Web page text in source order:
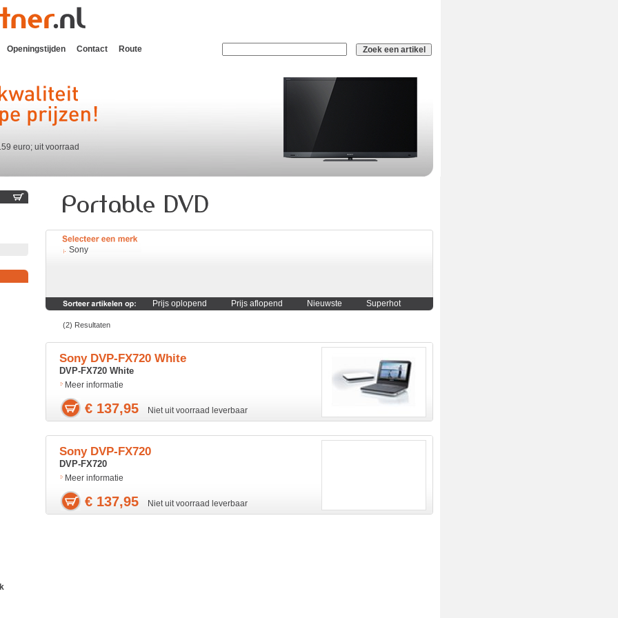
Openingstijden Contact Route
euro; uit voorraad
Sony
Prijs oplopend Prijs aflopend Nieuwste Superhot
(2) Resultaten
Sony DVP-FX720 White
DVP-FX720 White
Meer informatie
€ 137,95 Niet uit voorraad leverbaar
Sony DVP-FX720
DVP-FX720
Meer informatie
€ 137,95 Niet uit voorraad leverbaar